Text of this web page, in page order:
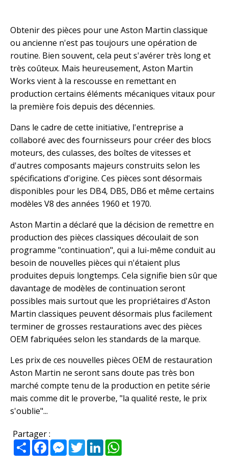
Obtenir des pièces pour une Aston Martin classique
ou ancienne n'est pas toujours une opération de
routine. Bien souvent, cela peut s'avérer très long et
très coûteux. Mais heureusement, Aston Martin
Works vient à la rescousse en remettant en
production certains éléments mécaniques vitaux pour
la première fois depuis des décennies.
Dans le cadre de cette initiative, l'entreprise a
collaboré avec des fournisseurs pour créer des blocs
moteurs, des culasses, des boîtes de vitesses et
d'autres composants majeurs construits selon les
spécifications d'origine. Ces pièces sont désormais
disponibles pour les DB4, DB5, DB6 et même certains
modèles V8 des années 1960 et 1970.
Aston Martin a déclaré que la décision de remettre en
production des pièces classiques découlait de son
programme "continuation", qui a lui-même conduit au
besoin de nouvelles pièces qui n'étaient plus
produites depuis longtemps. Cela signifie bien sûr que
davantage de modèles de continuation seront
possibles mais surtout que les propriétaires d'Aston
Martin classiques peuvent désormais plus facilement
terminer de grosses restaurations avec des pièces
OEM fabriquées selon les standards de la marque.
Les prix de ces nouvelles pièces OEM de restauration
Aston Martin ne seront sans doute pas très bon
marché compte tenu de la production en petite série
mais comme dit le proverbe, "la qualité reste, le prix
s'oublie"...
Partager :
PartagerFacebookMessenger
TwitterLinkedIn